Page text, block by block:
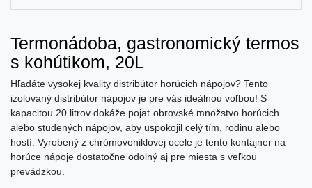
Termonádoba, gastronomický termos
s kohútikom, 20L
Hľadáte vysokej kvality distribútor horúcich nápojov? Tento
izolovaný distribútor nápojov je pre vás ideálnou voľbou! S
kapacitou 20 litrov dokáže pojať obrovské množstvo horúcich
alebo studených nápojov, aby uspokojil celý tím, rodinu alebo
hostí. Vyrobený z chrómovoniklovej ocele je tento kontajner na
horúce nápoje dostatočne odolný aj pre miesta s veľkou
prevádzkou.